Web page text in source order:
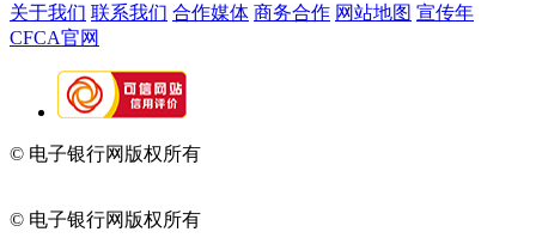
关于我们 联系我们 合作媒体 商务合作 网站地图 宣传年
CFCA官网
© 电子银行网版权所有
© 电子银行网版权所有